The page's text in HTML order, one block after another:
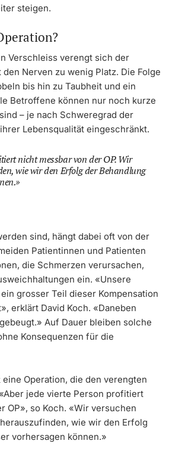
steigen.
Verschleiss verengt sich der
Nerven zu wenig Platz. Die Folge
bis hin zu Taubheit und ein
Betroffene können nur noch kurze
– je nach Schweregrad der
Lebensqualität eingeschränkt.
nicht messbar von der OP. Wir
wie wir den Erfolg der Behandlung
sind, hängt dabei oft von der
Patientinnen und Patienten
die Schmerzen verursachen,
ein. «Unsere
grosser Teil dieser Kompensation
erklärt David Koch. «Daneben
Auf Dauer bleiben solche
Konsequenzen für die
Operation, die den verengten
jede vierte Person profitiert
OP», so Koch. «Wir versuchen
wie wir den Erfolg
vorhersagen können.»